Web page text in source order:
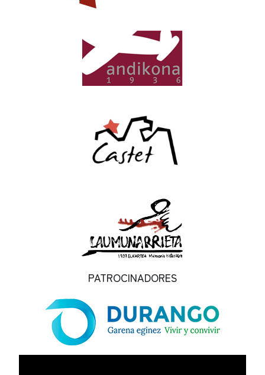
PATROCINADORES